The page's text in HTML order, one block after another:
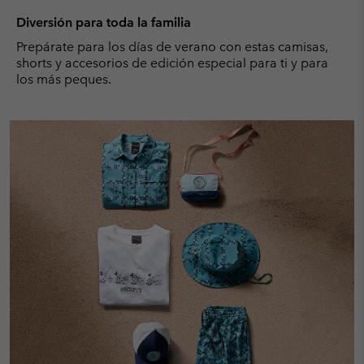
Diversión para toda la familia
Prepárate para los días de verano con estas camisas,
shorts y accesorios de edición especial para ti y para
los más peques.